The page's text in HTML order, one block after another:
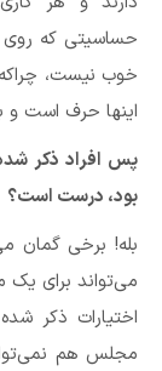
حساسیتی که روی
خوب نیست،
اینها حرف است
پس افراد ذکر
بود، درست است؟
بله! برخی گمان
می‌تواند برای یک
اختیارات ذکر